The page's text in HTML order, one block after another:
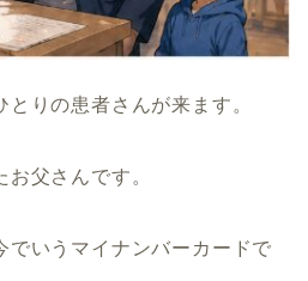
りの患者さんが来ます。
父さんです。
でいうマイナンバーカードで